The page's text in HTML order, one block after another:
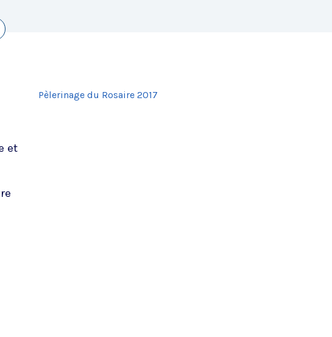
et
Pèlerinage du Rosaire 2017